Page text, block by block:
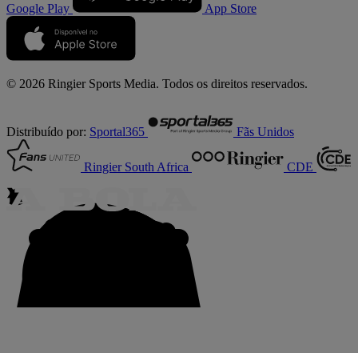
Google Play App Store
© 2026 Ringier Sports Media. Todos os direitos reservados.
Distribuído por: Sportal365 Fãs Unidos
Ringier South Africa CDE